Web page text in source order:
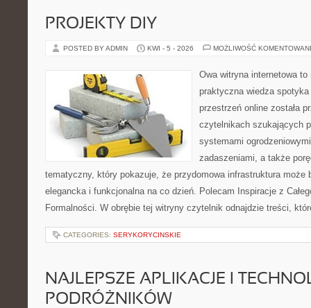
PROJEKTY DIY
POSTED BY ADMIN KWI - 5 - 2026 MOŻLIWOŚĆ
Owa witryna internetowa
praktyczna wiedza
przestrzeń online została
czytelnikach szukających
systemami
zadaszeniami, a także
tematyczny, który pokazuje, że przydomowa infrastruktura może
elegancka i funkcjonalna na co dzień. Polecam Inspiracje z
Formalności. W obrębie tej witryny czytelnik odnajdzie treści,
CATEGORIES: SERYKORYCINSKIE
NAJLEPSZE APLIKACJE I
PODRÓŻNIKÓW